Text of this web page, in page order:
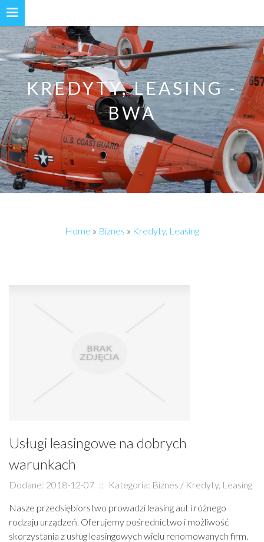
KREDYTY, LEASING -
BWA
Home » Biznes » Kredyty, Leasing
Usługi leasingowe na dobrych
warunkach
Dodane: 2018-12-07 :: Kategoria: Biznes / Kredyty, Leasing
Nasze przedsiębiorstwo prowadzi leasing aut i różnego
rodzaju urządzeń. Oferujemy pośrednictwo i możliwość
skorzystania z usług leasingowych wielu renomowanych firm.